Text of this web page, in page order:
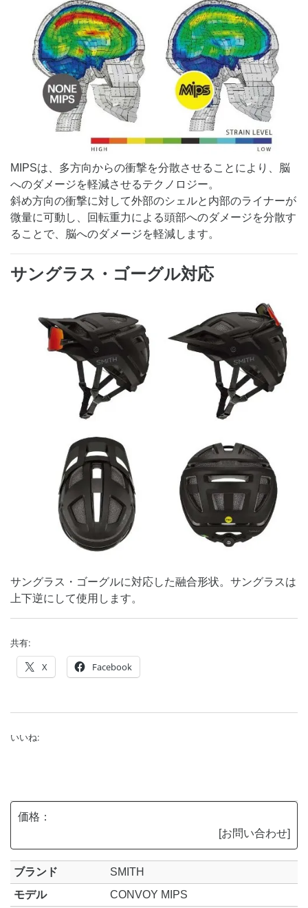
MIPSは、多方向からの衝撃を分散させることにより、脳
へのダメージを軽減させるテクノロジー。
斜め方向の衝撃に対して外部のシェルと内部のライナーが
微量に可動し、回転重力による頭部へのダメージを分散す
ることで、脳へのダメージを軽減します。
サングラス・ゴーグル対応
サングラス・ゴーグルに対応した融合形状。サングラスは
上下逆にして使用します。
共有:
X Facebook
いいね:
価格：
[お問い合わせ]
ブランド
SMITH
モデル
CONVOY MIPS